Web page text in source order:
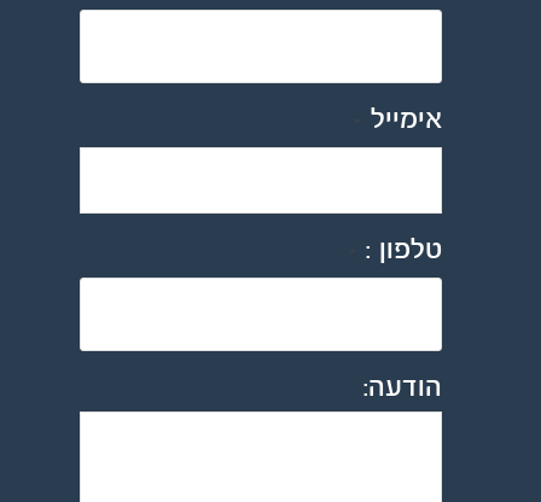
אימייל
טלפון :
הודעה: